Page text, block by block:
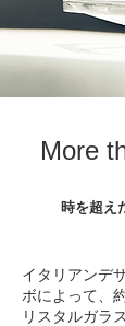
​More
時を超え
イタリアンデ
ボによって、
リスタルガラ